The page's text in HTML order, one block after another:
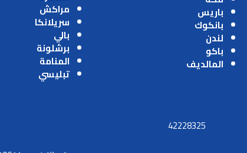
باريس
بانكوك
لندن
باكو
المالديف
مراكش
سريلانكا
بالي
برشلونة
المنامة
تبليسي
42228325